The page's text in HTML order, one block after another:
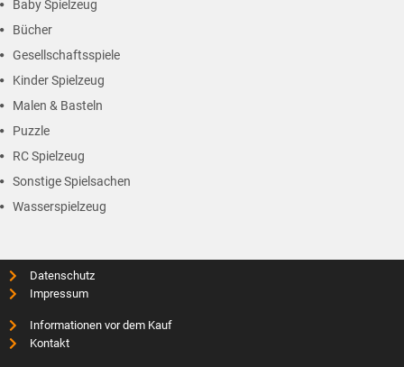
Baby Spielzeug
Bücher
Gesellschaftsspiele
Kinder Spielzeug
Malen & Basteln
Puzzle
RC Spielzeug
Sonstige Spielsachen
Wasserspielzeug
Datenschutz
Impressum
Informationen vor dem Kauf
Kontakt